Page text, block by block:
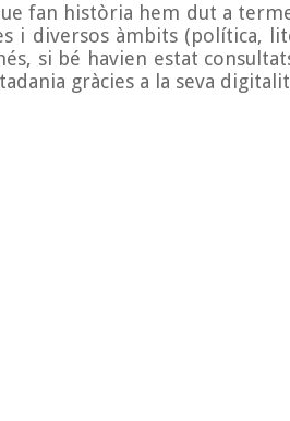
fan història hem dut a
i diversos àmbits (política,
si bé havien estat
gràcies a la seva